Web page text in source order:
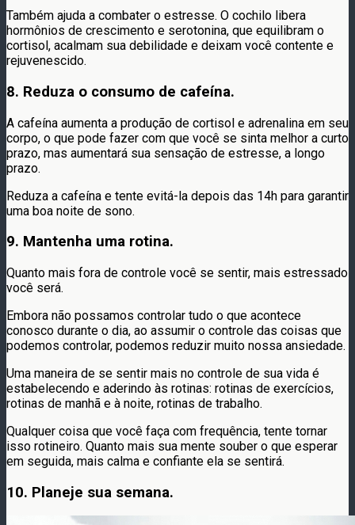
Também ajuda a combater o estresse. O cochilo libera
hormônios de crescimento e serotonina, que equilibram o
cortisol, acalmam sua debilidade e deixam você contente e
rejuvenescido.
8. Reduza o consumo de cafeína.
A cafeína aumenta a produção de cortisol e adrenalina em seu
corpo, o que pode fazer com que você se sinta melhor a curto
prazo, mas aumentará sua sensação de estresse, a longo
prazo.
Reduza a cafeína e tente evitá-la depois das 14h para garantir
uma boa noite de sono.
9. Mantenha uma rotina.
Quanto mais fora de controle você se sentir, mais estressado
você será.
Embora não possamos controlar tudo o que acontece
conosco durante o dia, ao assumir o controle das coisas que
podemos controlar, podemos reduzir muito nossa ansiedade.
Uma maneira de se sentir mais no controle de sua vida é
estabelecendo e aderindo às rotinas: rotinas de exercícios,
rotinas de manhã e à noite, rotinas de trabalho.
Qualquer coisa que você faça com frequência, tente tornar
isso rotineiro. Quanto mais sua mente souber o que esperar
em seguida, mais calma e confiante ela se sentirá.
10. Planeje sua semana.